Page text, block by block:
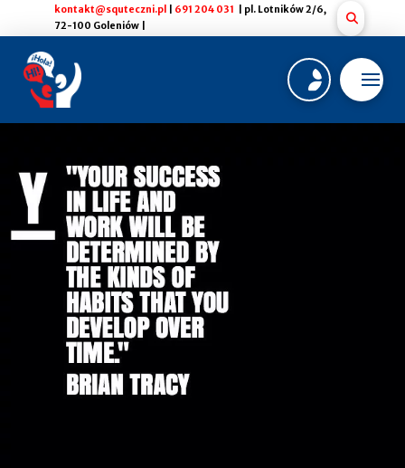
kontakt@squteczni.pl 691 204 031
| pl. Lotników 2/6,
72-100 Goleniów |